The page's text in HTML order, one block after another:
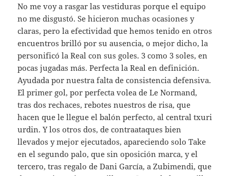
No me voy a rasgar las vestiduras porque el equipo
no me disgustó. Se hicieron muchas ocasiones y
claras, pero la efectividad que hemos tenido en otros
encuentros brilló por su ausencia, o mejor dicho, la
personificó la Real con sus goles. 3 como 3 soles, en
pocas jugadas más. Perfecta la Real en definición.
Ayudada por nuestra falta de consistencia defensiva.
El primer gol, por perfecta volea de Le Normand,
tras dos rechaces, rebotes nuestros de risa, que
hacen que le llegue el balón perfecto, al central txuri
urdin. Y los otros dos, de contraataques bien
llevados y mejor ejecutados, apareciendo solo Take
en el segundo palo, que sin oposición marca, y el
tercero, tras regalo de Dani García, a Zubimendi, que